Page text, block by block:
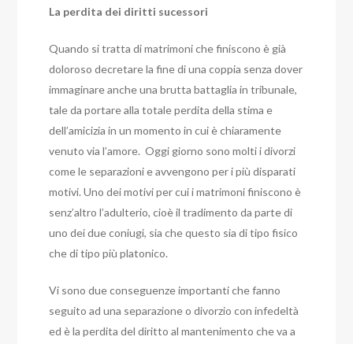
La perdita dei diritti sucessori
Quando si tratta di matrimoni che finiscono è già
doloroso decretare la fine di una coppia senza dover
immaginare anche una brutta battaglia in tribunale,
tale da portare alla totale perdita della stima e
dell’amicizia in un momento in cui è chiaramente
venuto via l’amore.Oggi giorno sono molti i divorzi
come le separazioni e avvengono per i più disparati
motivi.Uno dei motivi per cui i matrimoni finiscono è
senz’altro l’adulterio, cioè il tradimento da parte di
uno dei due coniugi, sia che questo sia di tipo fisico
che di tipo più platonico.
Vi sono due conseguenze importanti che fanno
seguito ad una separazione o divorzio con infedeltà
ed è la perdita del diritto al mantenimento che va a